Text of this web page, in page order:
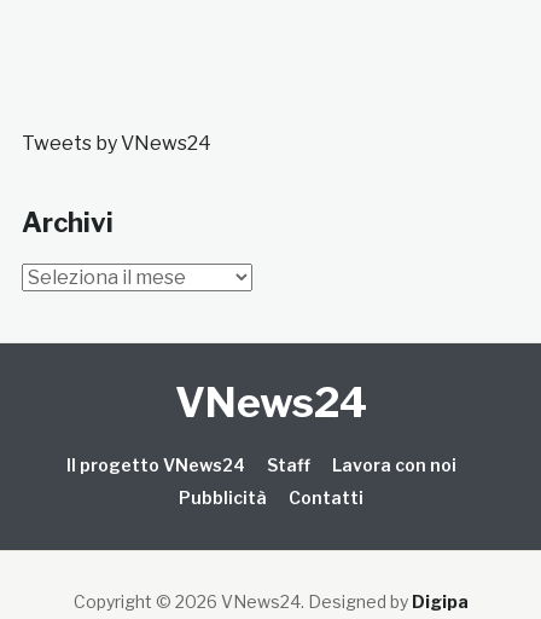
Tweets by VNews24
Archivi
Archivi
VNews24
Il progetto VNews24 Staff
Lavora con noi
Pubblicità
Contatti
Copyright © 2026 VNews24. Designed by Digipa